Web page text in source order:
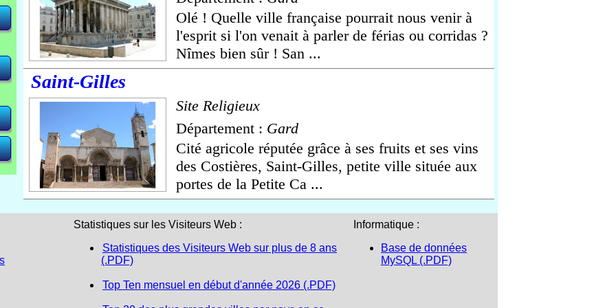
Olé ! Quelle ville française pourrait nous venir à
l'esprit si l'on venait à parler de férias ou corridas ?
Nîmes bien sûr ! San ...
Saint-Gilles
Site Religieux
Département : Gard
Cité agricole réputée grâce à ses fruits et ses vins
des Costières, Saint-Gilles, petite ville située aux
portes de la Petite Ca ...
Statistiques sur les Visiteurs Web :
Statistiques des Visiteurs Web sur plus de 8 ans
(.PDF)
Top Ten mensuel en début d'année 2026 (.PDF)
Informatique :
Base de données
MySQL (.PDF)